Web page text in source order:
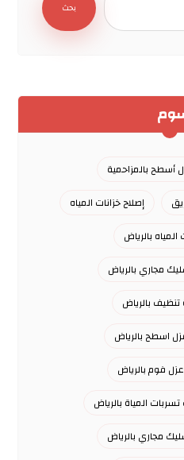
بحث
بالمزاحمية
إصلاح خزانات المياه
المياه بالرياض
مجاري بالرياض
بالرياض
اسطح بالرياض
فوم بالرياض
المياة بالرياض
مجاري بالرياض